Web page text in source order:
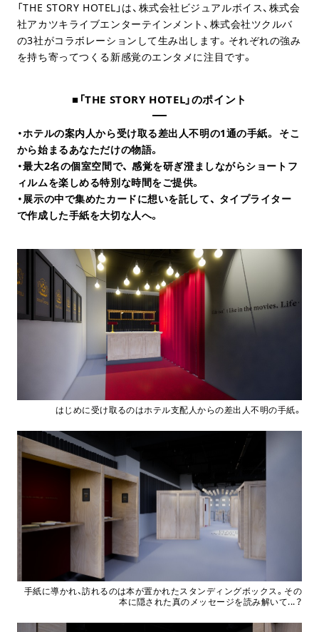
「THE STORY HOTEL」は、株式会社ビジュアルボイス、株式会
社アカツキライブエンターテインメント、株式会社ツクルバ
の3社がコラボレーションして生み出します。それぞれの強み
を持ち寄ってつくる新感覚のエンタメに注目です。
■「THE STORY HOTEL」のポイント
・ホテルの案内人から受け取る差出人不明の1通の手紙。 そこ
から始まるあなただけの物語。
・最大2名の個室空間で、 感覚を研ぎ澄ましながらショートフ
ィルムを楽しめる特別な時間をご提供。
・展示の中で集めたカードに想いを託して、 タイプライター
で作成した手紙を大切な人へ。
はじめに受け取るのはホテル支配人からの差出人不明の手紙。
手紙に導かれ、訪れるのは本が置かれたスタンディングボックス。その
本に隠された真のメッセージを読み解いて...？